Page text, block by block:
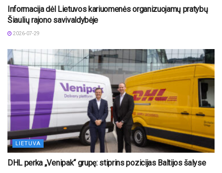
Informacija dėl Lietuvos kariuomenės organizuojamų pratybų
Šiaulių rajono savivaldybėje
2026-07-29
LIETUVA
DHL perka „Venipak“ grupę: stiprins pozicijas Baltijos šalyse